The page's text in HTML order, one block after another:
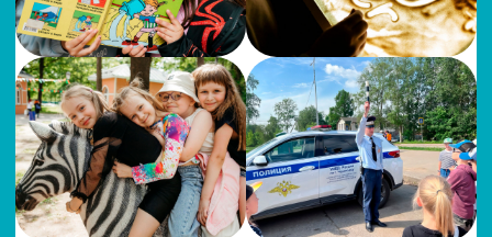
37 000 руб.
Звоните, пишите
Звоните нам, пишите в Telegram —